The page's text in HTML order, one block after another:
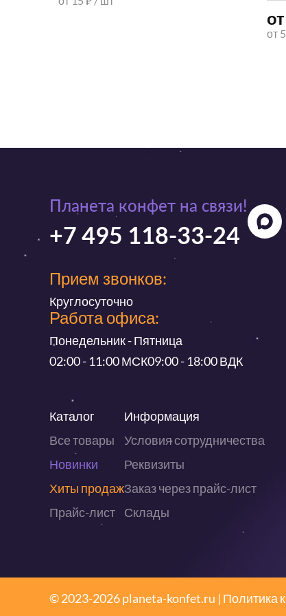
от
Планета конфет на связи!
+7 495 118-33-24
Прием звонков:
Круглосуточно
Работа офиса:
Понедельник - Пятница
02:00 - 11:00 МСК09:00 - 18:00 ВДК
Каталог
Все товары
Новинки
Хиты продаж
Прайс-лист
Информация
Условия сотрудничества
Реквизиты
Заказ через прайс-лист
Склады
© 2023-2026 planeta-konfet.ru | Политика